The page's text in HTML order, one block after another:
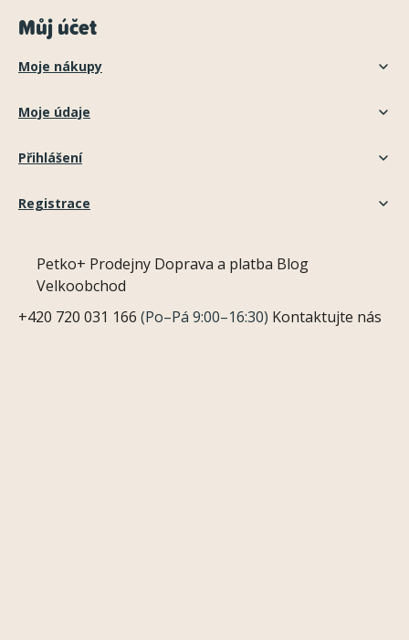
Můj účet
Moje nákupy
Moje údaje
Přihlášení
Registrace
Petko+ Prodejny Doprava a platba Blog
Velkoobchod
+420 720 031 166 (Po–Pá 9:00–16:30) Kontaktujte nás